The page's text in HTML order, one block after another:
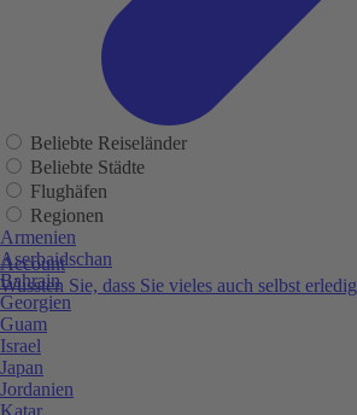
Account
Wussten Sie, dass Sie vieles auch selbst
Beliebte Reiseländer
Beliebte Städte
Flughäfen
Regionen
Armenien
Aserbaidschan
Bahrain
Georgien
Guam
Israel
Japan
Jordanien
Katar